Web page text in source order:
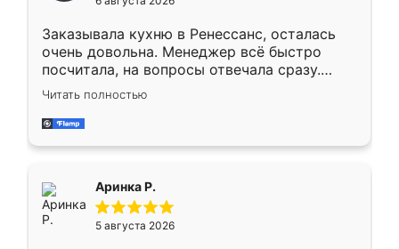
мебели буду заказывать только здесь.
Заказывала кухню в Ренессанс, осталась
очень довольна. Менеджер всё быстро
посчитала, на вопросы отвечала сразу.
Замерщик приехал в субботу, подошёл к
делу со всей ответственностью. Собрали
за день, ребята работали аккуратно, даже
Читать полностью
Аринка Р.
5 августа 2026